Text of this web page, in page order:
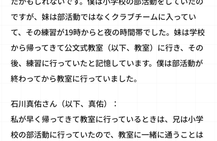
ですが、妹は部活動ではなくクラブチームに入ってい
て、その練習が19時からと夜の時間帯でした。妹は学校
から帰ってきて公文式教室（以下、教室）に行き、その
後、練習に行っていたと記憶しています。僕は部活動が
終わってから教室に行っていました。
石川真佑さん（以下、真佑）：
私が早く帰ってきて教室に行っているときは、兄は小学
校の部活動に行っていたので、教室に一緒に通うことは